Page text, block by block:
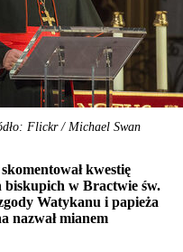
Flickr / Michael Swan
kwestię
biskupich w Bractwie św.
Watykanu i papieża
nazwał mianem